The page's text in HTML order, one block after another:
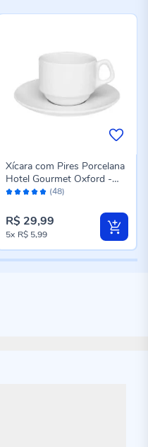
Avaliação: (48)
Xícara com Pires Porcelana
Hotel Gourmet Oxford -
200 ml
R$ 29,99
5x R$ 5,99